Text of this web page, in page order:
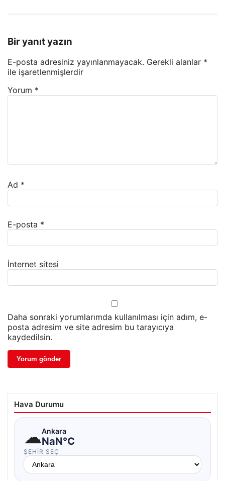
Bir yanıt yazın
E-posta adresiniz yayınlanmayacak. Gerekli alanlar *
ile işaretlenmişlerdir
Yorum *
Ad *
E-posta *
İnternet sitesi
Daha sonraki yorumlarımda kullanılması için adım, e-
posta adresim ve site adresim bu tarayıcıya
kaydedilsin.
Hava Durumu
☁Ankara
NaN°C
ŞEHIR SEÇ